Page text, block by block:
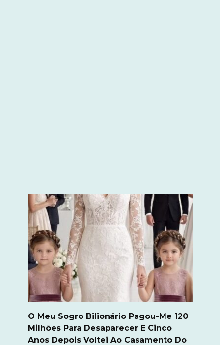
O Meu Sogro Bilionário Pagou-Me 120
Milhões Para Desaparecer E Cinco
Anos Depois Voltei Ao Casamento Do